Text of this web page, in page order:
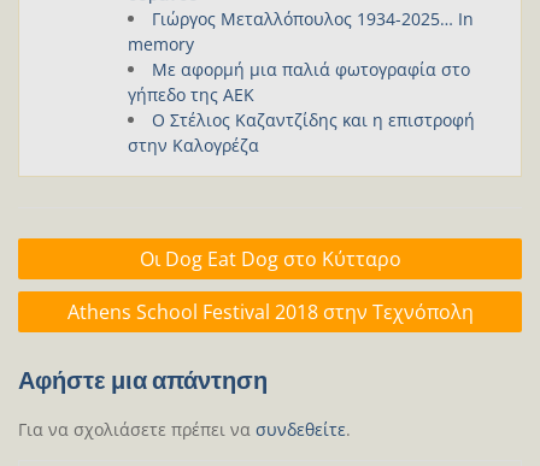
Γιώργος Μεταλλόπουλος 1934-2025… In
memory
Με αφορμή μια παλιά φωτογραφία στο
γήπεδο της ΑΕΚ
Ο Στέλιος Καζαντζίδης και η επιστροφή
στην Καλογρέζα
Πλοήγηση
άρθρων
Οι Dog Eat Dog στο Κύτταρο
Athens School Festival 2018 στην Τεχνόπολη
Αφήστε μια απάντηση
Για να σχολιάσετε πρέπει να συνδεθείτε.